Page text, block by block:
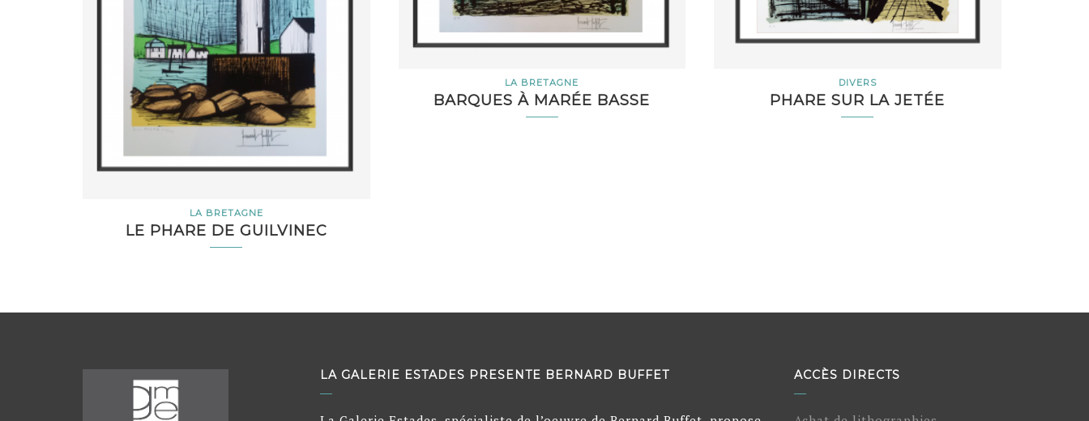
LA BRETAGNE
LE PHARE DE GUILVINEC
LA BRETAGNE
BARQUES À MARÉE BASSE
DIVERS
PHARE SUR LA JETÉE
LA GALERIE ESTADES PRESENTE BERNARD BUFFET ACCÈS DIRECTS